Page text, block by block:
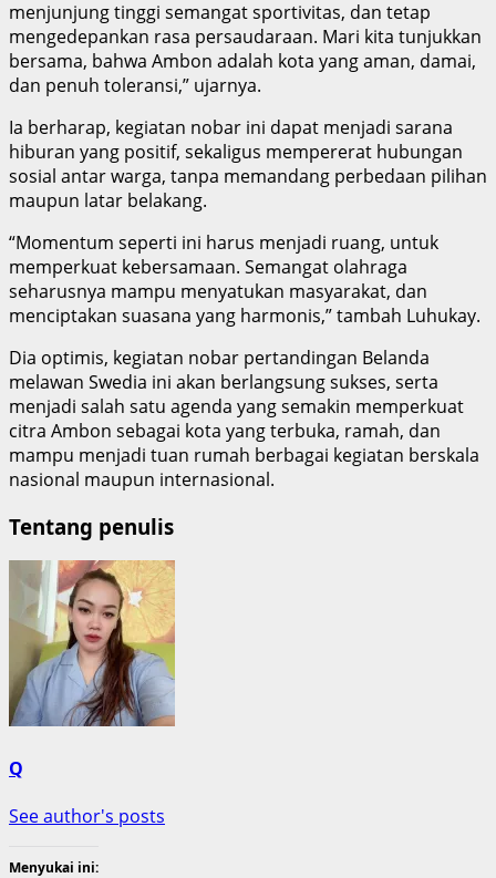
menjunjung tinggi semangat sportivitas, dan tetap
mengedepankan rasa persaudaraan. Mari kita tunjukkan
bersama, bahwa Ambon adalah kota yang aman, damai,
dan penuh toleransi,” ujarnya.
Ia berharap, kegiatan nobar ini dapat menjadi sarana
hiburan yang positif, sekaligus mempererat hubungan
sosial antar warga, tanpa memandang perbedaan pilihan
maupun latar belakang.
“Momentum seperti ini harus menjadi ruang, untuk
memperkuat kebersamaan. Semangat olahraga
seharusnya mampu menyatukan masyarakat, dan
menciptakan suasana yang harmonis,” tambah Luhukay.
Dia optimis, kegiatan nobar pertandingan Belanda
melawan Swedia ini akan berlangsung sukses, serta
menjadi salah satu agenda yang semakin memperkuat
citra Ambon sebagai kota yang terbuka, ramah, dan
mampu menjadi tuan rumah berbagai kegiatan berskala
nasional maupun internasional.
Tentang penulis
Q
See author's posts
Menyukai ini: